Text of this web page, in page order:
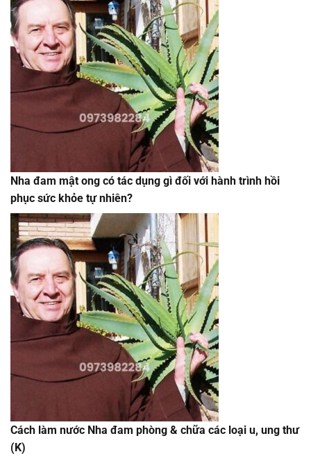
Nha đam mật ong có tác dụng gì đối với hành trình hồi
phục sức khỏe tự nhiên?
Cách làm nước Nha đam phòng & chữa các loại u, ung thư
(K)